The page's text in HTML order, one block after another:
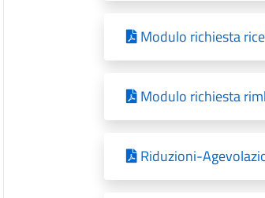
Modulo richiesta
Modulo richiesta
Riduzioni-